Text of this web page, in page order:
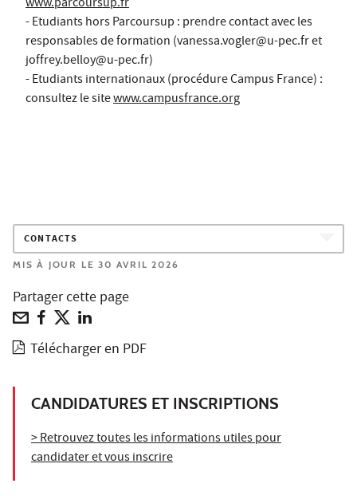
www.parcoursup.fr
- Etudiants hors Parcoursup : prendre contact avec les
responsables de formation (vanessa.vogler@u-pec.fr et
joffrey.belloy@u-pec.fr)
- Etudiants internationaux (procédure Campus France) :
consultez le sitewww.campusfrance.org
CONTACTS
MIS À JOUR LE 30 AVRIL 2026
Partager cette page
Télécharger en PDF
CANDIDATURES ET INSCRIPTIONS
> Retrouvez toutes les informations utiles pour
candidater et vous inscrire